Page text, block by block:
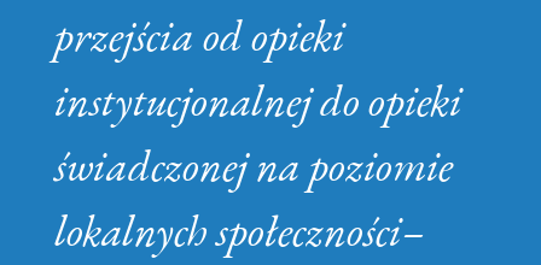
przejścia od opieki
instytucjonalnej do opieki
świadczonej na poziomie
lokalnych społeczności–